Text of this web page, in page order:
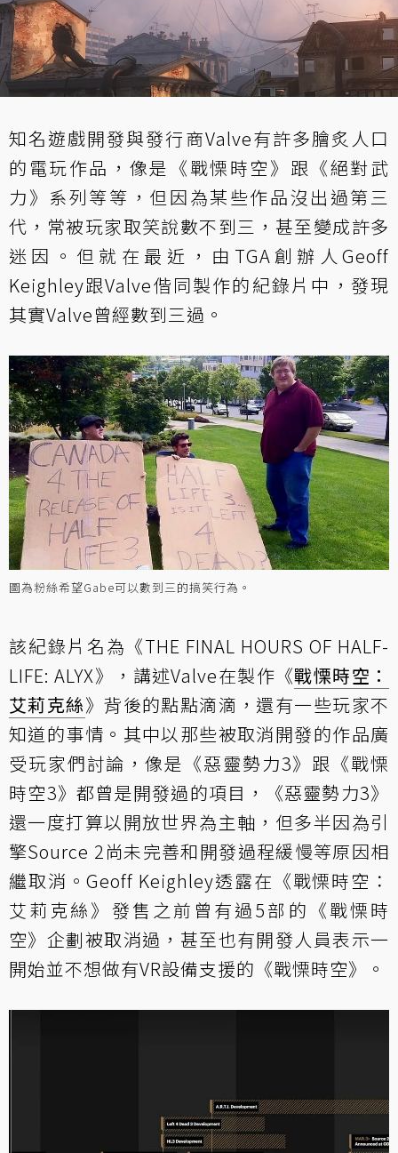
知名遊戲開發與發行商Valve有許多膾炙人口
的電玩作品，像是《戰慄時空》跟《絕對武
力》系列等等，但因為某些作品沒出過第三
代，常被玩家取笑說數不到三，甚至變成許多
迷因。但就在最近，由TGA創辦人Geoff
Keighley跟Valve偕同製作的紀錄片中，發現
其實Valve曾經數到三過。
圖為粉絲希望Gabe可以數到三的搞笑行為。
該紀錄片名為《THE FINAL HOURS OF HALF-
LIFE: ALYX》，講述Valve在製作《戰慄時空：
艾莉克絲》背後的點點滴滴，還有一些玩家不
知道的事情。其中以那些被取消開發的作品廣
受玩家們討論，像是《惡靈勢力3》跟《戰慄
時空3》都曾是開發過的項目，《惡靈勢力3》
還一度打算以開放世界為主軸，但多半因為引
擎Source 2尚未完善和開發過程緩慢等原因相
繼取消。Geoff Keighley透露在《戰慄時空：
艾莉克絲》發售之前曾有過5部的《戰慄時
空》企劃被取消過，甚至也有開發人員表示一
開始並不想做有VR設備支援的《戰慄時空》。